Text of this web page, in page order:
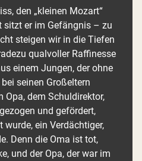
den „kleinen Mozart“
sitzt er im Gefängnis – zu
steigen wir in die Tiefen
qualvoller Raffinesse
einem Jungen, der ohne
seinen Großeltern
Opa, dem Schuldirektor,
und gefördert,
ein Verdächtiger,
Denn die Oma ist tot,
und der Opa, der war im